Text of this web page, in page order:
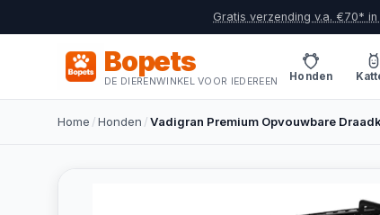
Gratis verzending v.a. €70*
Bopets
DE DIERENWINKEL VOOR IEDEREEN Honden
Home /Honden /Vadigran Premium Opvouwbare